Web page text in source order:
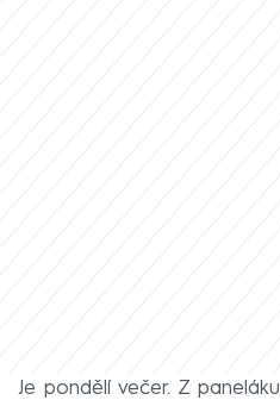
Je pondělí večer. Z